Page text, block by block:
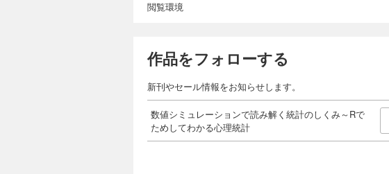
6.6 演習問題
7.1 回帰分析と確率モデル
7.2 シミュレーションデ
7.3 回帰分析における仮
7.5 確率モデリングへ
閲覧環境
作品をフォローする
新刊やセール情報をお知らせします。
数値シミュレーションで読み解く統計のしくみ～Rで
ためしてわかる心理統計